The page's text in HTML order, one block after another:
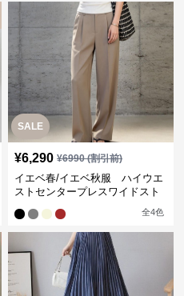
SALE
¥6,290 ¥6990(割引前)
イエベ春/イエベ秋服 ハイウエ
ストセンタープレスワイドスト
全4色